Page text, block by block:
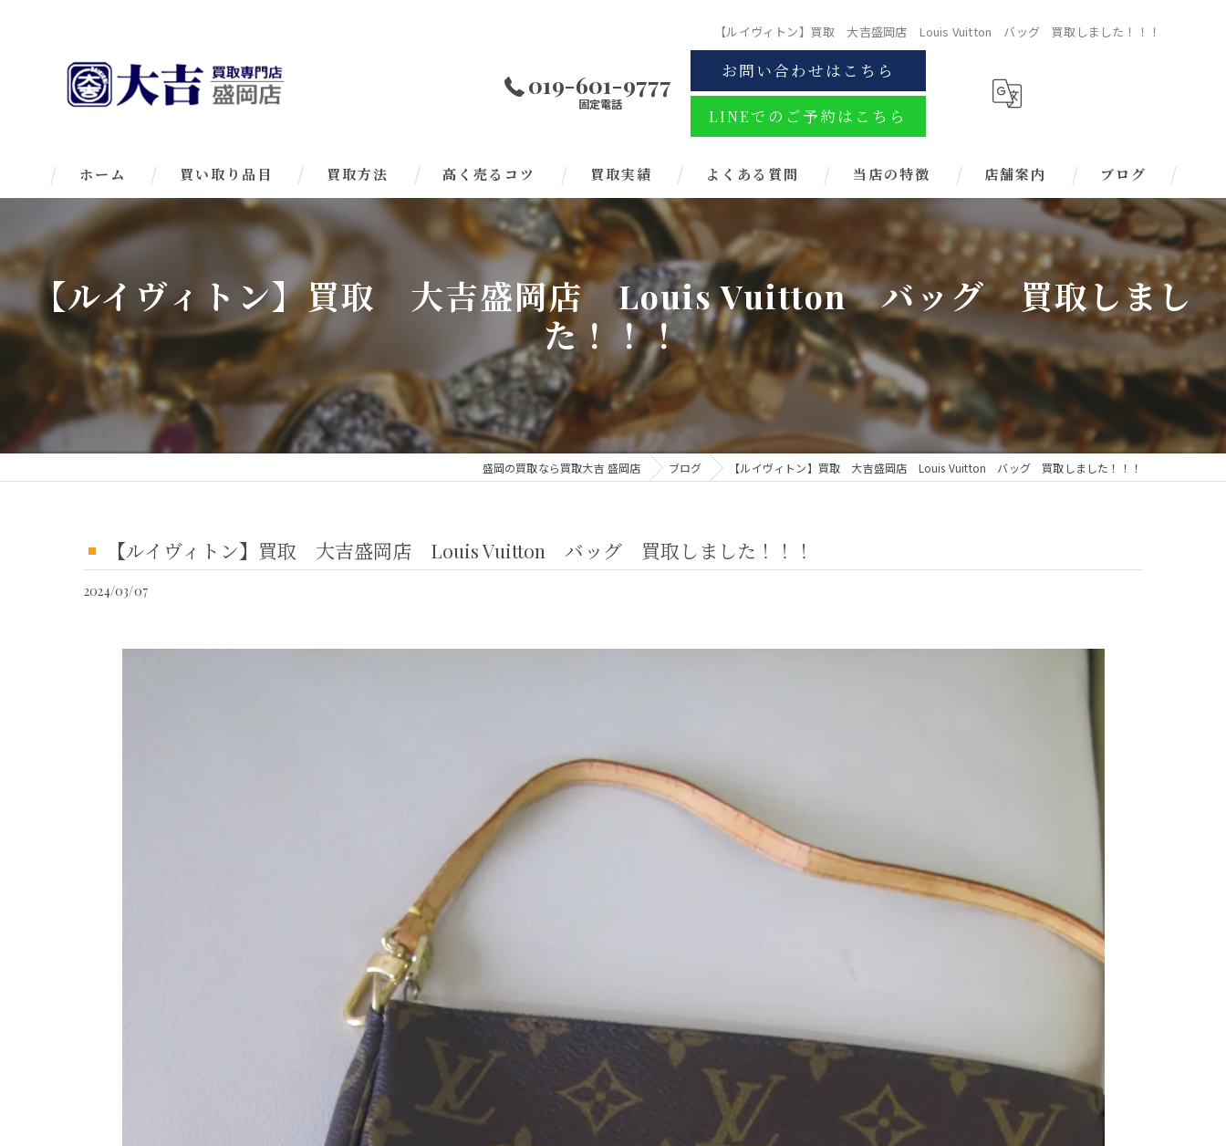
【ルイヴィトン】買取 大吉盛岡店 Louis Vuitton バッグ 買取しました！！！
019-601-9777
固定電話
お問い合わせはこちら
LINEでのご予約はこちら
ホーム 買い取り品目 買取方法 高く売るコツ 買取実績 よくある質問 当店の特徴
ブランド
金券
時計
店舗案内 ブログ
【ルイヴィトン】買取 大吉盛岡店 Louis Vuitton バッグ 買取しまし
た！！！
盛岡の買取なら買取大吉 盛岡店 ブログ 【ルイヴィトン】買取 大吉盛岡店 Louis Vuitton バッグ 買取しました！！！
【ルイヴィトン】買取 大吉盛岡店 Louis Vuitton バッグ 買取しました！！！
2024/03/07